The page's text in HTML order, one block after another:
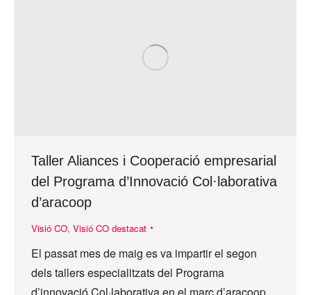
Taller Aliances i Cooperació empresarial
del Programa d’Innovació Col·laborativa
d’aracoop
Visió CO, Visió CO destacat
El passat mes de maig es va impartir el segon
dels tallers especialitzats del Programa